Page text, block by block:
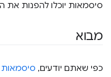
סיסמאות יוכלו להפנות
מבוא
כפי שאתם יודעים, סיסמאות